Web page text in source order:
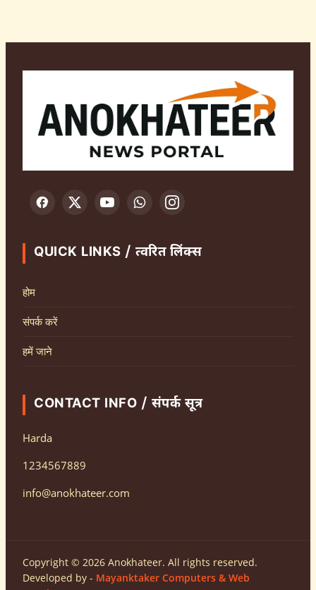
QUICK LINKS / त्वरित लिंक्स
होम
संपर्क करें
हमें जाने
CONTACT INFO / संपर्क सूत्र
Harda
1234567889
info@anokhateer.com
Copyright © 2026 Anokhateer. All rights reserved.
Developed by - Mayanktaker Computers & Web